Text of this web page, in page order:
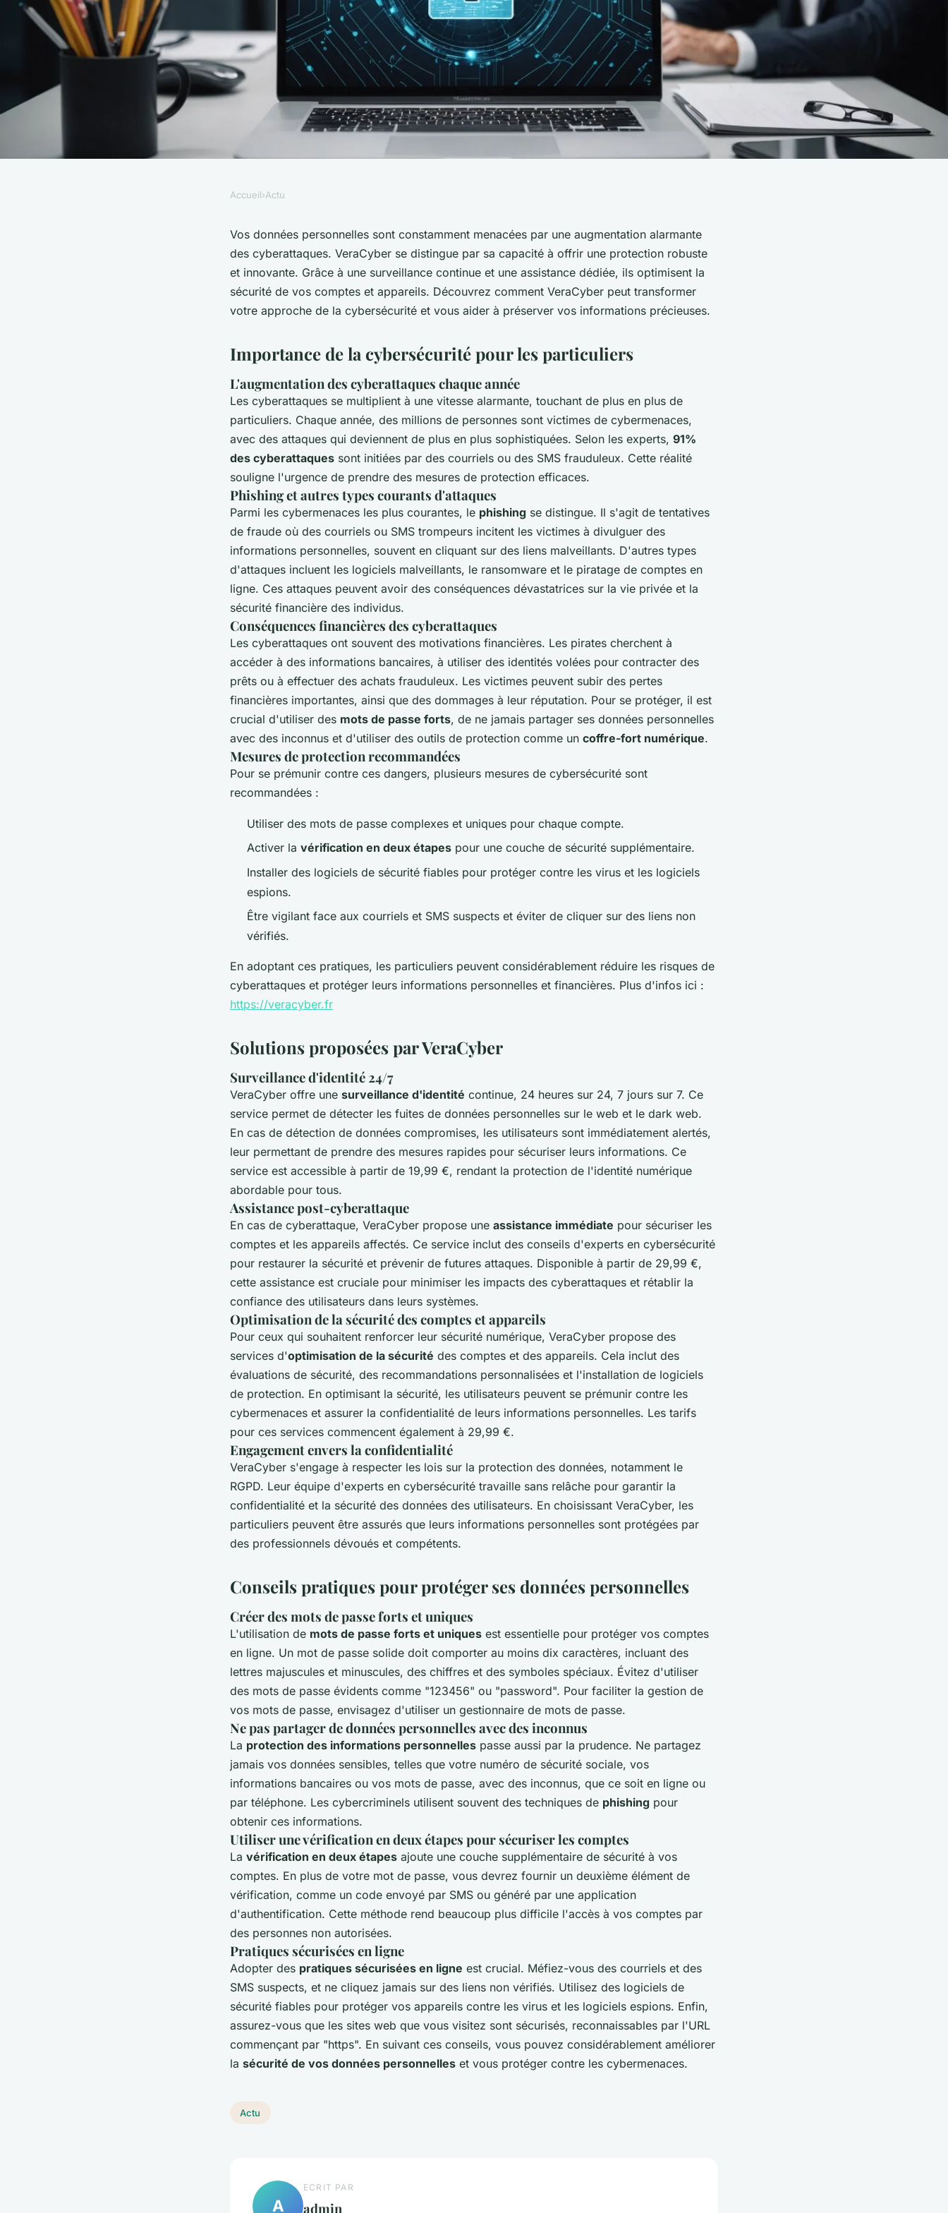
Protégez vos données: cybersécurité
particuliers avec veracyber
Accueil›Actu
Vos données personnelles sont constamment menacées par une augmentation alarmante
des cyberattaques. VeraCyber se distingue par sa capacité à offrir une protection robuste
et innovante. Grâce à une surveillance continue et une assistance dédiée, ils optimisent la
sécurité de vos comptes et appareils. Découvrez comment VeraCyber peut transformer
votre approche de la cybersécurité et vous aider à préserver vos informations précieuses.
Importance de la cybersécurité pour les particuliers
L'augmentation des cyberattaques chaque année
Les cyberattaques se multiplient à une vitesse alarmante, touchant de plus en plus de
particuliers. Chaque année, des millions de personnes sont victimes de cybermenaces,
avec des attaques qui deviennent de plus en plus sophistiquées. Selon les experts, 91%
des cyberattaques sont initiées par des courriels ou des SMS frauduleux. Cette réalité
souligne l'urgence de prendre des mesures de protection efficaces.
Phishing et autres types courants d'attaques
Parmi les cybermenaces les plus courantes, le phishing se distingue. Il s'agit de tentatives
de fraude où des courriels ou SMS trompeurs incitent les victimes à divulguer des
informations personnelles, souvent en cliquant sur des liens malveillants. D'autres types
d'attaques incluent les logiciels malveillants, le ransomware et le piratage de comptes en
ligne. Ces attaques peuvent avoir des conséquences dévastatrices sur la vie privée et la
sécurité financière des individus.
Conséquences financières des cyberattaques
Les cyberattaques ont souvent des motivations financières. Les pirates cherchent à
accéder à des informations bancaires, à utiliser des identités volées pour contracter des
prêts ou à effectuer des achats frauduleux. Les victimes peuvent subir des pertes
financières importantes, ainsi que des dommages à leur réputation. Pour se protéger, il est
crucial d'utiliser des mots de passe forts, de ne jamais partager ses données personnelles
avec des inconnus et d'utiliser des outils de protection comme un coffre-fort numérique.
Mesures de protection recommandées
Pour se prémunir contre ces dangers, plusieurs mesures de cybersécurité sont
recommandées :
Utiliser des mots de passe complexes et uniques pour chaque compte.
Activer la vérification en deux étapes pour une couche de sécurité supplémentaire.
Installer des logiciels de sécurité fiables pour protéger contre les virus et les logiciels
espions.
Être vigilant face aux courriels et SMS suspects et éviter de cliquer sur des liens non
vérifiés.
En adoptant ces pratiques, les particuliers peuvent considérablement réduire les risques de
cyberattaques et protéger leurs informations personnelles et financières. Plus d'infos ici :
https://veracyber.fr
Solutions proposées par VeraCyber
Surveillance d'identité 24/7
VeraCyber offre une surveillance d'identité continue, 24 heures sur 24, 7 jours sur 7. Ce
service permet de détecter les fuites de données personnelles sur le web et le dark web.
En cas de détection de données compromises, les utilisateurs sont immédiatement alertés,
leur permettant de prendre des mesures rapides pour sécuriser leurs informations. Ce
service est accessible à partir de 19,99 €, rendant la protection de l'identité numérique
abordable pour tous.
Assistance post-cyberattaque
En cas de cyberattaque, VeraCyber propose une assistance immédiate pour sécuriser les
comptes et les appareils affectés. Ce service inclut des conseils d'experts en cybersécurité
pour restaurer la sécurité et prévenir de futures attaques. Disponible à partir de 29,99 €,
cette assistance est cruciale pour minimiser les impacts des cyberattaques et rétablir la
confiance des utilisateurs dans leurs systèmes.
Optimisation de la sécurité des comptes et appareils
Pour ceux qui souhaitent renforcer leur sécurité numérique, VeraCyber propose des
services d'optimisation de la sécurité des comptes et des appareils. Cela inclut des
évaluations de sécurité, des recommandations personnalisées et l'installation de logiciels
de protection. En optimisant la sécurité, les utilisateurs peuvent se prémunir contre les
cybermenaces et assurer la confidentialité de leurs informations personnelles. Les tarifs
pour ces services commencent également à 29,99 €.
Engagement envers la confidentialité
VeraCyber s'engage à respecter les lois sur la protection des données, notamment le
RGPD. Leur équipe d'experts en cybersécurité travaille sans relâche pour garantir la
confidentialité et la sécurité des données des utilisateurs. En choisissant VeraCyber, les
particuliers peuvent être assurés que leurs informations personnelles sont protégées par
des professionnels dévoués et compétents.
Conseils pratiques pour protéger ses données personnelles
Créer des mots de passe forts et uniques
L'utilisation de mots de passe forts et uniques est essentielle pour protéger vos comptes
en ligne. Un mot de passe solide doit comporter au moins dix caractères, incluant des
lettres majuscules et minuscules, des chiffres et des symboles spéciaux. Évitez d'utiliser
des mots de passe évidents comme "123456" ou "password". Pour faciliter la gestion de
vos mots de passe, envisagez d'utiliser un gestionnaire de mots de passe.
Ne pas partager de données personnelles avec des inconnus
La protection des informations personnelles passe aussi par la prudence. Ne partagez
jamais vos données sensibles, telles que votre numéro de sécurité sociale, vos
informations bancaires ou vos mots de passe, avec des inconnus, que ce soit en ligne ou
par téléphone. Les cybercriminels utilisent souvent des techniques de phishing pour
obtenir ces informations.
Utiliser une vérification en deux étapes pour sécuriser les comptes
La vérification en deux étapes ajoute une couche supplémentaire de sécurité à vos
comptes. En plus de votre mot de passe, vous devrez fournir un deuxième élément de
vérification, comme un code envoyé par SMS ou généré par une application
d'authentification. Cette méthode rend beaucoup plus difficile l'accès à vos comptes par
des personnes non autorisées.
Pratiques sécurisées en ligne
Adopter des pratiques sécurisées en ligne est crucial. Méfiez-vous des courriels et des
SMS suspects, et ne cliquez jamais sur des liens non vérifiés. Utilisez des logiciels de
sécurité fiables pour protéger vos appareils contre les virus et les logiciels espions. Enfin,
assurez-vous que les sites web que vous visitez sont sécurisés, reconnaissables par l'URL
commençant par "https". En suivant ces conseils, vous pouvez considérablement améliorer
la sécurité de vos données personnelles et vous protéger contre les cybermenaces.
Actu
A
ECRIT PAR
admin